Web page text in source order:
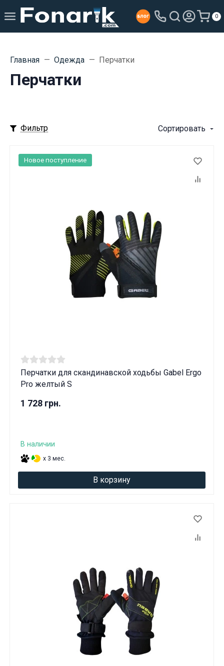
0
Главная Одежда Перчатки
Перчатки
Фильтр Сортировать
Перчатки для скандинавской ходьбы Gabel Ergo
Pro желтый S
1 728 грн.
В наличии
x 3 мес.
В корзину
Новое поступление